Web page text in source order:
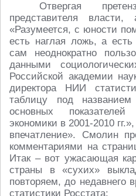
Отвергая
представителя
«Разумеется, с юности
есть наглая ложь, а есть
сам неоднократно
данными
Российской академии
директора НИИ
таблицу под названием
основных
экономики в 2001-2010
впечатление». Смолин
комментариями на
Итак – вот ужасающая
страны в «сухих»
повторяем, до недавнего
статистики Росстата: